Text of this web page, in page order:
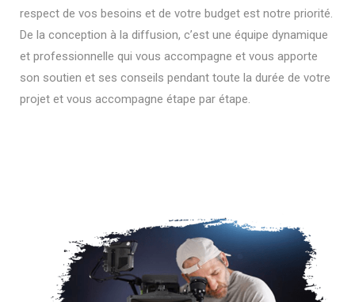
respect de vos besoins et de votre budget est notre priorité.
De la conception à la diffusion, c’est une équipe dynamique
et professionnelle qui vous accompagne et vous apporte
son soutien et ses conseils pendant toute la durée de votre
projet et vous accompagne étape par étape.